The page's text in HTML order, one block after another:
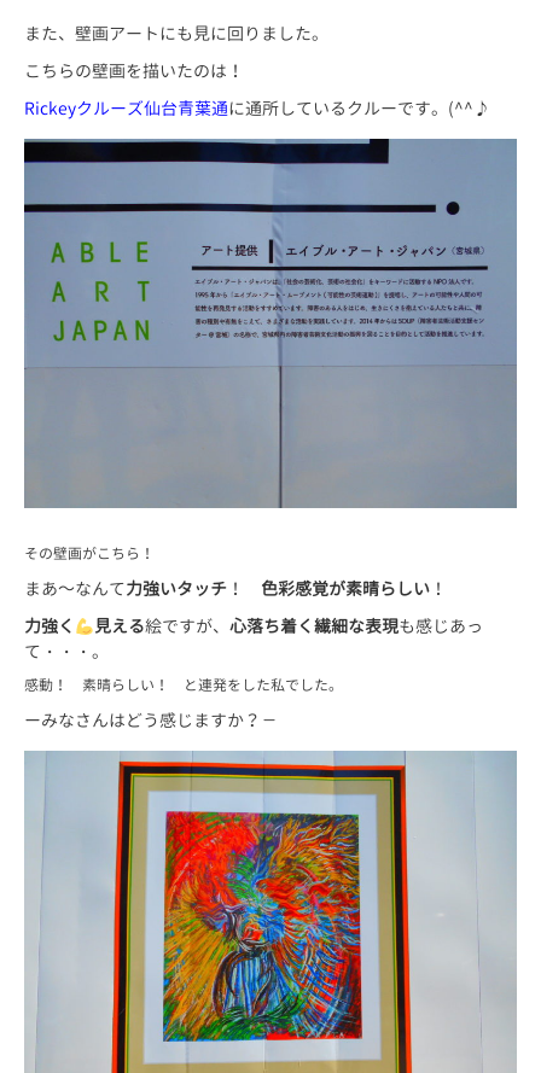
また、壁画アートにも見に回りました。
こちらの壁画を描いたのは！
Rickeyクルーズ仙台青葉通に通所しているクルーです。(^^♪
その壁画がこちら！
まあ～なんて力強いタッチ ！ 色彩感覚が素晴らしい ！
力強く
見える絵ですが、 心落ち着く繊細な表現も感じあっ
て・・・。
感動！ 素晴らしい！ と連発をした私でした。
ーみなさんはどう感じますか？－